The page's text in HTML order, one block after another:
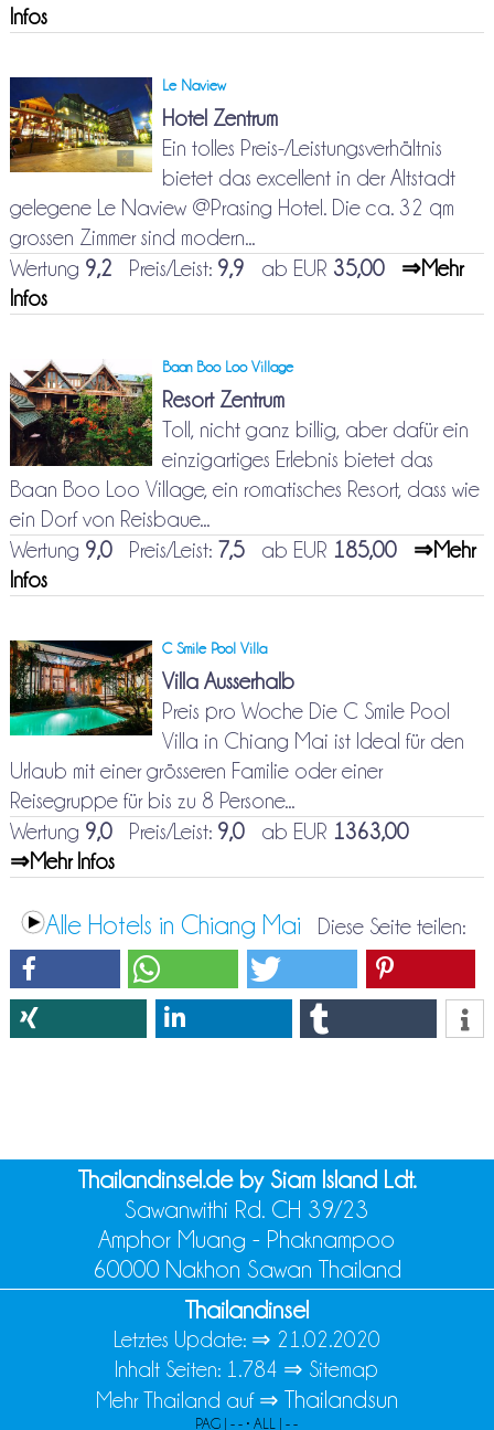
Infos
Le Naview
Hotel Zentrum
Ein tolles Preis-/Leistungsverhältnis
bietet das excellent in der Altstadt
gelegene Le Naview @Prasing Hotel. Die ca. 32 qm
grossen Zimmer sind modern...
Wertung 9,2 Preis/Leist: 9,9 ab EUR 35,00
⇒Mehr
Infos
Baan Boo Loo Village
Resort Zentrum
Toll, nicht ganz billig, aber dafür ein
einzigartiges Erlebnis bietet das
Baan Boo Loo Village, ein romatisches Resort, dass wie
ein Dorf von Reisbaue...
Wertung 9,0Preis/Leist: 7,5ab EUR 185,00
⇒Mehr
Infos
C Smile Pool Villa
Villa Ausserhalb
Preis pro Woche Die C Smile Pool
Villa in Chiang Mai ist Ideal für den
Urlaub mit einer grösseren Familie oder einer
Reisegruppe für bis zu 8 Persone...
Wertung 9,0Preis/Leist: 9,0ab EUR 1363,00
⇒Mehr Infos
Alle Hotels in Chiang Mai Diese Seite teilen:
Thailandinsel.de by Siam Island Ldt.
Sawanwithi Rd. CH 39/23
Amphor Muang - Phaknampoo
60000 Nakhon Sawan Thailand
Thailandinsel
Letztes Update: ⇒ 21.02.2020
Inhalt Seiten: 1.784 ⇒ Sitemap
Mehr Thailand auf ⇒ Thailandsun
PAG | - - • ALL | - -